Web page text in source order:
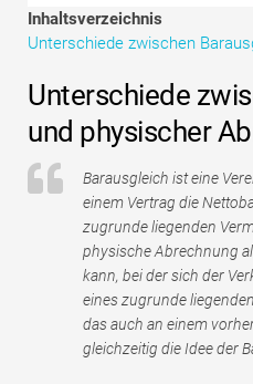
Tutorials zur
Risikomanagement-Tutorials
Inhaltsverzeichnis
Unterschiede zwischen
Unterschiede
und physischer
Barausgleich ist eine
einem Vertrag die
zugrunde liegenden
physische Abrechnung
kann, bei der sich der
eines zugrunde
das auch an einem
gleichzeitig die Idee der